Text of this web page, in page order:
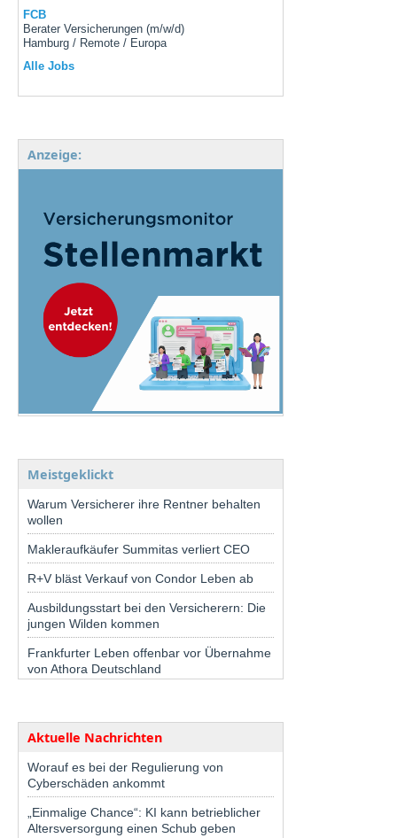
FCB
Berater Versicherungen (m/w/d)
Hamburg / Remote / Europa
Alle Jobs
Anzeige:
Meistgeklickt
Warum Versicherer ihre Rentner behalten
wollen
Makleraufkäufer Summitas verliert CEO
R+V bläst Verkauf von Condor Leben ab
Ausbildungsstart bei den Versicherern: Die
jungen Wilden kommen
Frankfurter Leben offenbar vor Übernahme
von Athora Deutschland
Aktuelle Nachrichten
Worauf es bei der Regulierung von
Cyberschäden ankommt
„Einmalige Chance“: KI kann betrieblicher
Altersversorgung einen Schub geben